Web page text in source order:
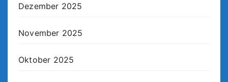
Dezember 2025
November 2025
Oktober 2025